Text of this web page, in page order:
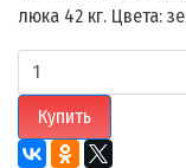
люка 42 кг. Цвета:
Купить